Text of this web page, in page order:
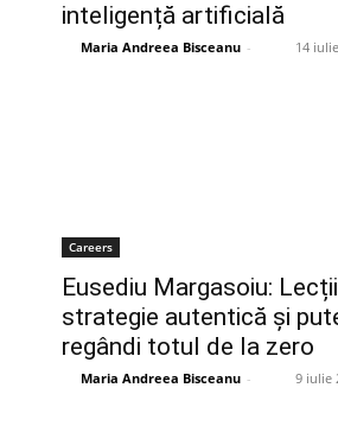
inteligență artificială
Maria Andreea Bisceanu - 14
Careers
Eusediu Margasoiu:
strategie autentică și
regândi totul de la zero
Maria Andreea Bisceanu - 9 iulie